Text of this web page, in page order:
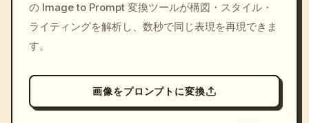
colors, 8k --v 6.0
の Image to Prompt 変換ツールが構図・スタイル・
ライティングを解析し、数秒で同じ表現を再現できま
す。
画像をプロンプトに変換